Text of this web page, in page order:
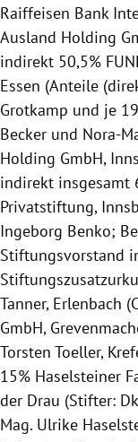
Raiffeisen Bank
Ausland Holding
indirekt 50,5%
Essen (Anteile
Grotkamp und je
Becker und Nora-
Holding GmbH,
indirekt insgesamt
Privatstiftung,
Ingeborg Benko;
Stiftungsvorstand
Tanner, Erlenbach
GmbH,
Torsten Toeller,
15% Haselsteiner
der Drau (Stifter:
Mag. Ulrike